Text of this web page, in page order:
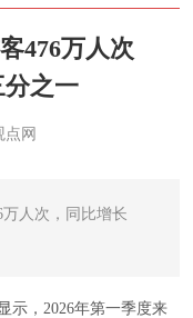
476万人次
之一
点网
人次，同比增长
示，2026年第一季度来